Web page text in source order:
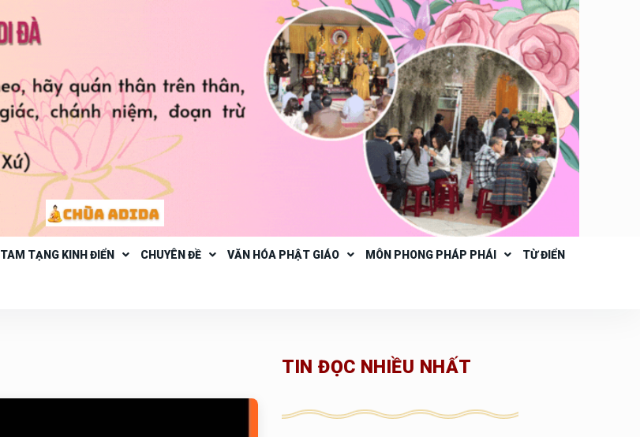
TAM TẠNG KINH ĐIỂN CHUYÊN ĐỀ VĂN HÓA PHẬT GIÁO MÔN PHONG PHÁP PHÁI TỪ ĐIỂN
TIN ĐỌC NHIỀU NHẤT